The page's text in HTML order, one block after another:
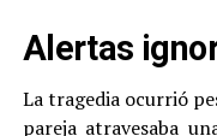
Alertas
La tragedia ocurrió
pareja atravesaba